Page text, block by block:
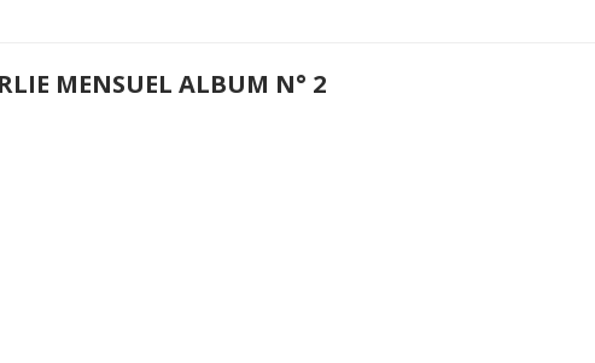
MENSUEL ALBUM N° 2